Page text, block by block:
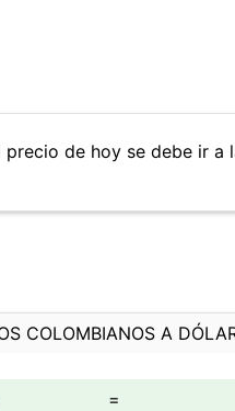
de hoy se debe ir a
COLOMBIANOS A
=